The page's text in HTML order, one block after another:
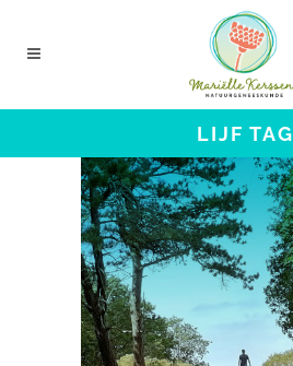
LIJF TAG